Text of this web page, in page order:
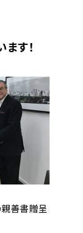
す！
善書贈呈